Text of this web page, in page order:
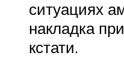
ситуациях
накладка
кстати.